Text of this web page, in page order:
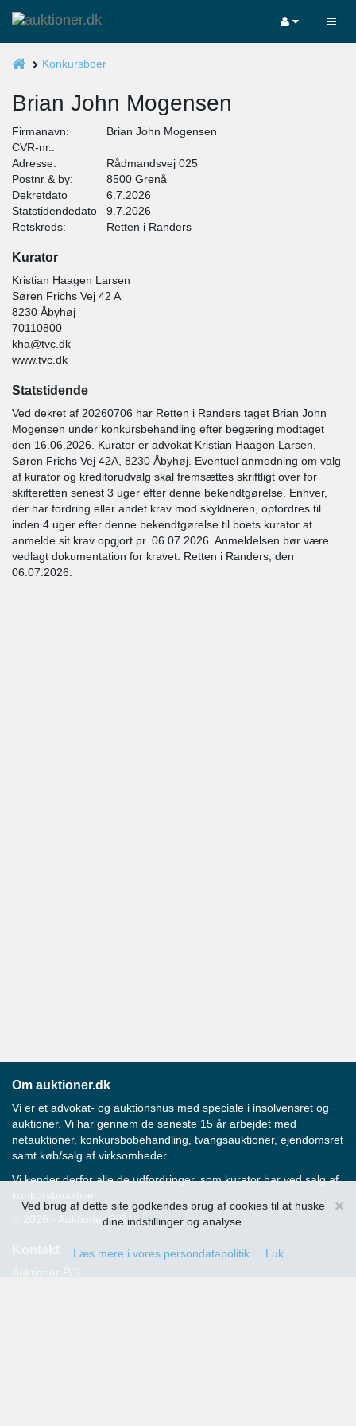
×
Ved brug af dette site godkendes brug af cookies til at huske
dine indstillinger og analyse.
Læs mere i vores persondatapolitik Luk
Konkursboer
Brian John Mogensen
Firmanavn:
Brian John Mogensen
CVR-nr.:
Adresse:
Rådmandsvej 025
Postnr & by:
8500 Grenå
Dekretdato
6.7.2026
Statstidendedato
9.7.2026
Retskreds:
Retten i Randers
Kurator
Kristian Haagen Larsen
Søren Frichs Vej 42 A
8230 Åbyhøj
70110800
kha@tvc.dk
www.tvc.dk
Statstidende
Ved dekret af 20260706 har Retten i Randers taget Brian John
Mogensen under konkursbehandling efter begæring modtaget
den 16.06.2026. Kurator er advokat Kristian Haagen Larsen,
Søren Frichs Vej 42A, 8230 Åbyhøj. Eventuel anmodning om valg
af kurator og kreditorudvalg skal fremsættes skriftligt over for
skifteretten senest 3 uger efter denne bekendtgørelse. Enhver,
der har fordring eller andet krav mod skyldneren, opfordres til
inden 4 uger efter denne bekendtgørelse til boets kurator at
anmelde sit krav opgjort pr. 06.07.2026. Anmeldelsen bør være
vedlagt dokumentation for kravet. Retten i Randers, den
06.07.2026.
Om auktioner.dk
Vi er et advokat- og auktionshus med speciale i insolvensret og
auktioner. Vi har gennem de seneste 15 år arbejdet med
netauktioner, konkursbobehandling, tvangsauktioner, ejendomsret
samt køb/salg af virksomheder.
Vi kender derfor alle de udfordringer, som kurator har ved salg af
konkursboaktiver.
© 2026 - Auktioner P/S
Kontakt
Auktioner P/S